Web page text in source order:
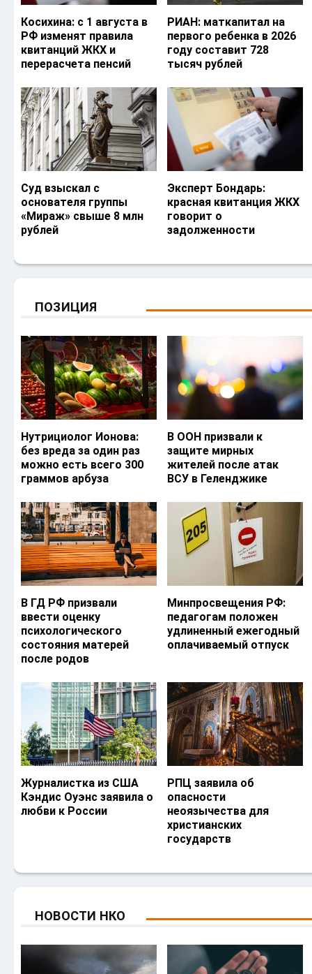
Косихина: с 1 августа в
РФ изменят правила
квитанций ЖКХ и
перерасчета пенсий
РИАН: маткапитал на
первого ребенка в 2026
году составит 728
тысяч рублей
Суд взыскал с
основателя группы
«Мираж» свыше 8 млн
рублей
Эксперт Бондарь:
красная квитанция ЖКХ
говорит о
задолженности
ПОЗИЦИЯ
Нутрициолог Ионова:
без вреда за один раз
можно есть всего 300
граммов арбуза
В ООН призвали к
защите мирных
жителей после атак
ВСУ в Геленджике
В ГД РФ призвали
ввести оценку
психологического
состояния матерей
после родов
Минпросвещения РФ:
педагогам положен
удлиненный ежегодный
оплачиваемый отпуск
Журналистка из США
Кэндис Оуэнс заявила о
любви к России
РПЦ заявила об
опасности
неоязычества для
христианских
государств
НОВОСТИ НКО